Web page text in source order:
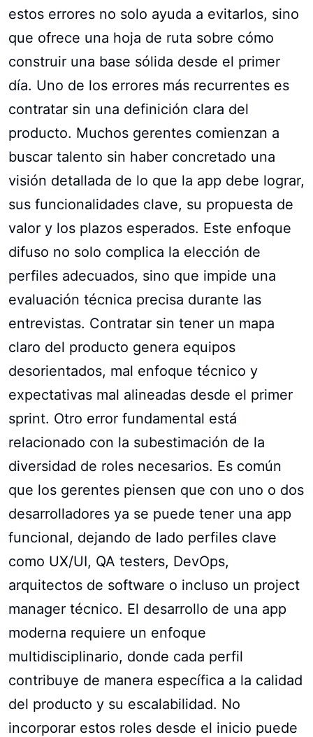
estos errores no solo ayuda a evitarlos, sino
que ofrece una hoja de ruta sobre cómo
construir una base sólida desde el primer
día. Uno de los errores más recurrentes es
contratar sin una definición clara del
producto. Muchos gerentes comienzan a
buscar talento sin haber concretado una
visión detallada de lo que la app debe lograr,
sus funcionalidades clave, su propuesta de
valor y los plazos esperados. Este enfoque
difuso no solo complica la elección de
perfiles adecuados, sino que impide una
evaluación técnica precisa durante las
entrevistas. Contratar sin tener un mapa
claro del producto genera equipos
desorientados, mal enfoque técnico y
expectativas mal alineadas desde el primer
sprint. Otro error fundamental está
relacionado con la subestimación de la
diversidad de roles necesarios. Es común
que los gerentes piensen que con uno o dos
desarrolladores ya se puede tener una app
funcional, dejando de lado perfiles clave
como UX/UI, QA testers, DevOps,
arquitectos de software o incluso un project
manager técnico. El desarrollo de una app
moderna requiere un enfoque
multidisciplinario, donde cada perfil
contribuye de manera específica a la calidad
del producto y su escalabilidad. No
incorporar estos roles desde el inicio puede